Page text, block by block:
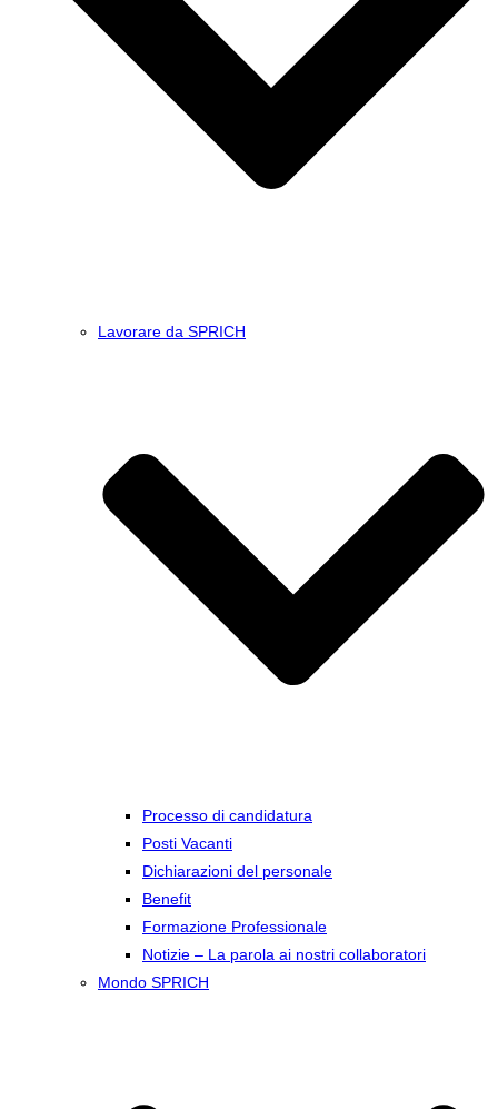
Lavorare da SPRICH
Processo di candidatura
Posti Vacanti
Dichiarazioni del personale
Benefit
Formazione Professionale
Notizie – La parola ai nostri collaboratori
Mondo SPRICH